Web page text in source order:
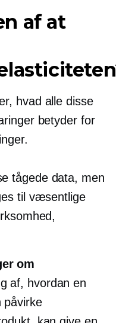
af ​​at
hvad alle disse
betyder for
tågede data, men
til væsentlige
om
af, hvordan en
påvirke